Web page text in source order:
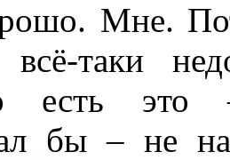
Мне.
таки
есть это –
бы – не